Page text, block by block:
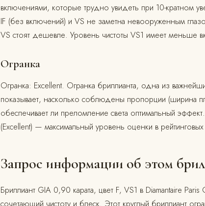
включениями, которые трудно увидеть при 10-кратном
IF (без включений) и VS не заметна невооруженным
VS стоят дешевле. Уровень чистоты VS1 имеет меньше
Огранка
Огранка: Excellent. Огранка бриллианта, одна из
показывает, насколько соблюдены пропорции (ширина
обеспечивает ли преломление света оптимальный
(Excellent) — максимальный уровень оценки в
Запрос информации об этом
Бриллиант GIA 0,90 карата, цвет F, VS1 в Diamantaire
сочетающий чистоту и блеск. Этот круглый бриллиант